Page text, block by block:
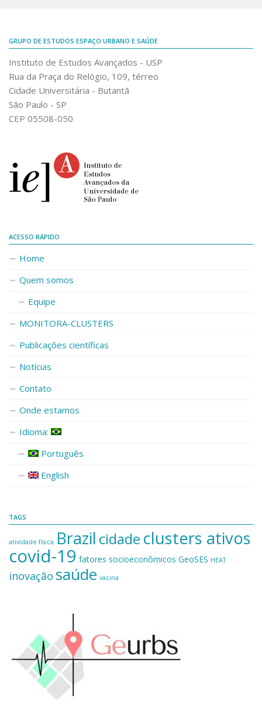
GRUPO DE ESTUDOS ESPAÇO URBANO E SAÚDE
Instituto de Estudos Avançados - USP
Rua da Praça do Relógio, 109, térreo
Cidade Universitária - Butantã
São Paulo - SP
CEP 05508-050
ACESSO RÁPIDO
Home
Quem somos
Equipe
MONITORA-CLUSTERS
Publicações científicas
Notícias
Contato
Onde estamos
Idioma:
Português
English
TAGS
atividade física Brazil cidade clusters ativos
covid-19 fatores socioeconômicos GeoSES HEAT
inovação saúde vacina